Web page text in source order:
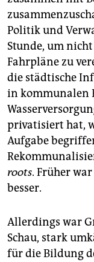
Politik und
Stunde, um
Fahrpläne zu
die städtische
in kommunalen
privatisiert hat,
Aufgabe
roots. Früher
besser.
Allerdings war
Schau, stark
für die Bildung